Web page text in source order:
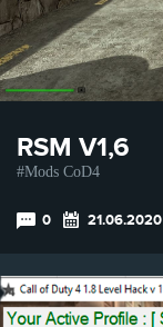
RSM V1,6
Mods CoD4
0 21.06.2020